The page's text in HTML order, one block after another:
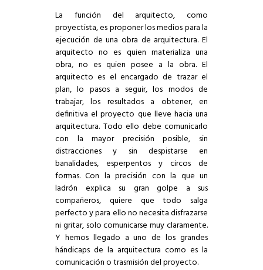
La función del arquitecto, como
proyectista, es proponer los medios para la
ejecución de una obra de arquitectura. El
arquitecto no es quien materializa una
obra, no es quien posee a la obra. El
arquitecto es el encargado de trazar el
plan, lo pasos a seguir, los modos de
trabajar, los resultados a obtener, en
definitiva el proyecto que lleve hacia una
arquitectura. Todo ello debe comunicarlo
con la mayor precisión posible, sin
distracciones y sin despistarse en
banalidades, esperpentos y circos de
formas. Con la precisión con la que un
ladrón explica su gran golpe a sus
compañeros, quiere que todo salga
perfecto y para ello no necesita disfrazarse
ni gritar, solo comunicarse muy claramente.
Y hemos llegado a uno de los grandes
hándicaps de la arquitectura como es la
comunicación o trasmisión del proyecto.